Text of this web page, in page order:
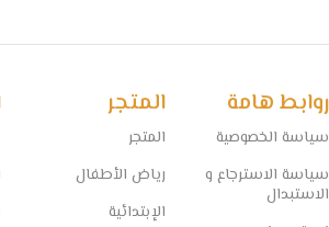
روابط هامة
سياسة الخصوصية
سياسة الاسترجاع و
الاستبدال
المتجر
المتجر
رياض الأطفال
الإبتدائية